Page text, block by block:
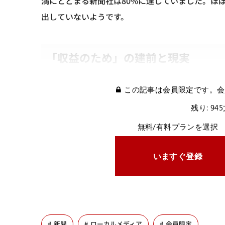
出していないようです。
「収益のため」の建前と現実
この記事は会員限定です。
残り:
無料/有料プランを選択
いますぐ登録